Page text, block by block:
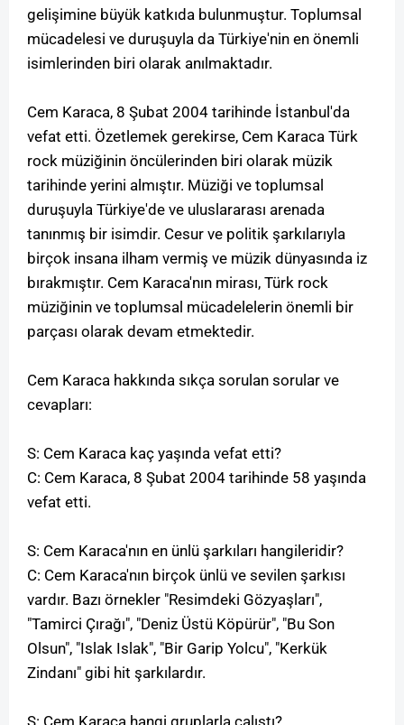
gelişimine büyük katkıda bulunmuştur. Toplumsal
mücadelesi ve duruşuyla da Türkiye'nin en önemli
isimlerinden biri olarak anılmaktadır.
Cem Karaca, 8 Şubat 2004 tarihinde İstanbul'da
vefat etti. Özetlemek gerekirse, Cem Karaca Türk
rock müziğinin öncülerinden biri olarak müzik
tarihinde yerini almıştır. Müziği ve toplumsal
duruşuyla Türkiye'de ve uluslararası arenada
tanınmış bir isimdir. Cesur ve politik şarkılarıyla
birçok insana ilham vermiş ve müzik dünyasında iz
bırakmıştır. Cem Karaca'nın mirası, Türk rock
müziğinin ve toplumsal mücadelelerin önemli bir
parçası olarak devam etmektedir.
Cem Karaca hakkında sıkça sorulan sorular ve
cevapları:
S: Cem Karaca kaç yaşında vefat etti?
C: Cem Karaca, 8 Şubat 2004 tarihinde 58 yaşında
vefat etti.
S: Cem Karaca'nın en ünlü şarkıları hangileridir?
C: Cem Karaca'nın birçok ünlü ve sevilen şarkısı
vardır. Bazı örnekler "Resimdeki Gözyaşları",
"Tamirci Çırağı", "Deniz Üstü Köpürür", "Bu Son
Olsun", "Islak Islak", "Bir Garip Yolcu", "Kerkük
Zindanı" gibi hit şarkılardır.
S: Cem Karaca hangi gruplarla çalıştı?